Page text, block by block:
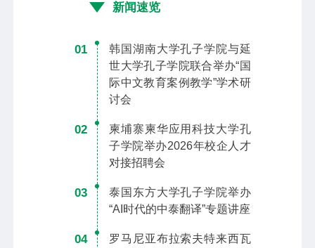
新闻速览
01
韩国湖南大学孔子学院与延
世大学孔子学院联合举办“国
际中文教育案例教学”学术研
讨会
02
柬埔寨柬华应用科技大学孔
子学院举办2026年校企人才
对接招聘会
03
泰国东方大学孔子学院举办
“AI时代的中泰翻译”专题讲座
04
罗马尼亚布拉索夫特来西瓦